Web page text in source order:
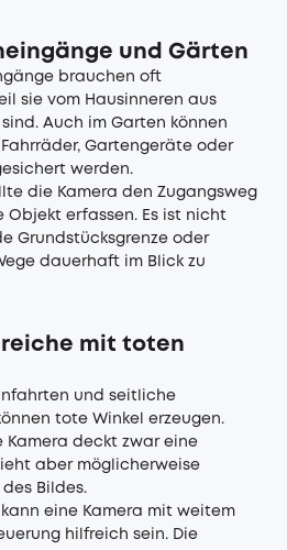
und Gärten
brauchen oft
sie vom Hausinneren aus
Auch im Garten können
Gartengeräte oder
werden.
die Kamera den Zugangsweg
Objekt erfassen. Es ist nicht
Grundstücksgrenze oder
dauerhaft im Blick zu
mit toten
und seitliche
tote Winkel erzeugen.
Kamera deckt zwar eine
aber möglicherweise
Bildes.
eine Kamera mit weitem
hilfreich sein. Die